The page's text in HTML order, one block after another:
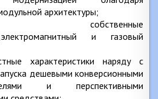
архитектуры;
и газовый
характеристики наряду с
дешевыми конверсионными
и перспективными